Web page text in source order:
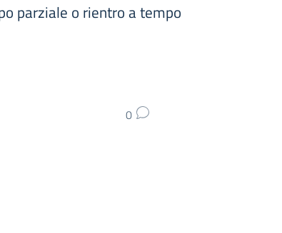
parziale o rientro a tempo
0